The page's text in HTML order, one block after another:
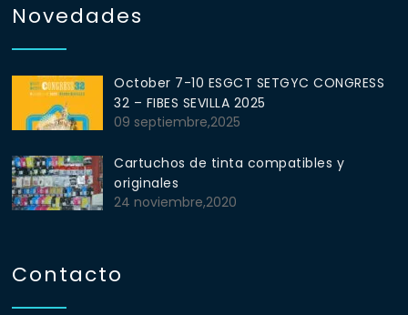
Novedades
October 7-10 ESGCT SETGYC CONGRESS
32 – FIBES SEVILLA 2025
09 septiembre,2025
Cartuchos de tinta compatibles y
originales
24 noviembre,2020
Contacto